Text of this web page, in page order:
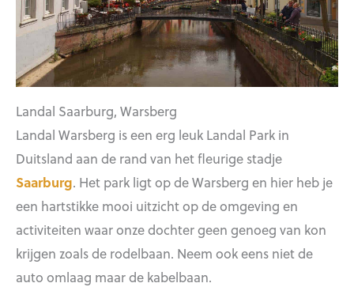
Landal Saarburg, Warsberg
Landal Warsberg is een erg leuk Landal Park in
Duitsland aan de rand van het fleurige stadje
Saarburg. Het park ligt op de Warsberg en hier heb je
een hartstikke mooi uitzicht op de omgeving en
activiteiten waar onze dochter geen genoeg van kon
krijgen zoals de rodelbaan. Neem ook eens niet de
auto omlaag maar de kabelbaan.